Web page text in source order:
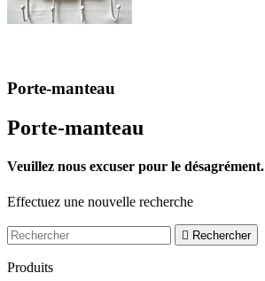
Porte-manteau
Porte-manteau
Veuillez nous excuser pour le désagrément.
Effectuez une nouvelle recherche
 Rechercher
Produits